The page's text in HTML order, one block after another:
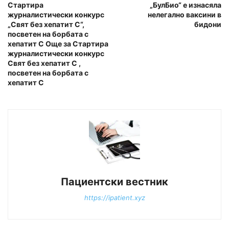
Стартира
журналистически конкурс
„Свят без хепатит С“,
посветен на борбата с
хепатит С Още за Стартира
журналистически конкурс
Свят без хепатит С ,
посветен на борбата с
хепатит С
„БулБио“ е изнасяла
нелегално ваксини в
бидони
Пациентски вестник
https://ipatient.xyz